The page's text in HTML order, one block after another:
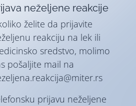
neželjene reakcije
želite da prijavite
reakciju na lek ili
sredstvo, molimo
pošaljite mail na
prijavu neželjene